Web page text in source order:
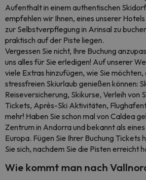
Aufenthalt in einem authentischen
empfehlen wir Ihnen, eines unserer
zur Selbstverpflegung in Arinsal zu
praktisch auf der Piste liegen.
Vergessen Sie nicht, Ihre Buchung
uns alles für Sie erledigen! Auf unserer
viele Extras hinzufügen, wie Sie möchten,
stressfreien Skiurlaub genießen können:
Reiseversicherung, Skikurse, Verleih von
Tickets, Après-Ski Aktivitäten,
mehr! Haben Sie schon mal von Caldea
Zentrum in Andorra und bekannt als
Europa. Fügen Sie Ihrer Buchung Tickets
Sie sich, nachdem Sie die Pisten erreicht
Wie kommt man nach